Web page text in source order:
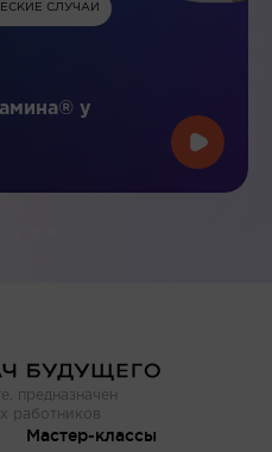
СЛУЧАИ
у
предназначен
работников
Мастер-классы